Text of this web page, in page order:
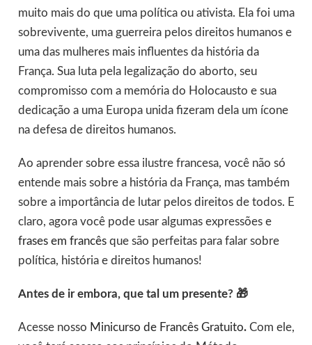
muito mais do que uma política ou ativista. Ela foi uma
sobrevivente, uma guerreira pelos direitos humanos e
uma das mulheres mais influentes da história da
França. Sua luta pela legalização do aborto, seu
compromisso com a memória do Holocausto e sua
dedicação a uma Europa unida fizeram dela um ícone
na defesa de direitos humanos.
Ao aprender sobre essa ilustre francesa, você não só
entende mais sobre a história da França, mas também
sobre a importância de lutar pelos direitos de todos. E
claro, agora você pode usar algumas expressões e
frases em francêsque são perfeitas para falar sobre
política, história e direitos humanos!
Antes de ir embora, que tal um presente? 🎁
Acesse nosso Minicurso de Francês Gratuito. Com ele,